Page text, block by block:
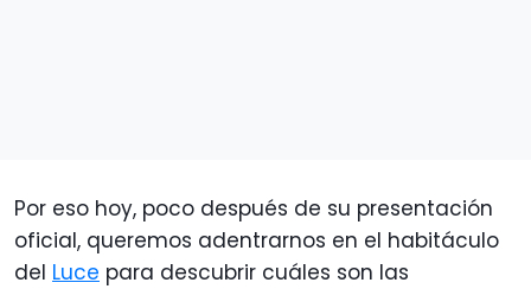
Por eso hoy, poco después de su presentación
oficial, queremos adentrarnos en el habitáculo
del Luce para descubrir cuáles son las